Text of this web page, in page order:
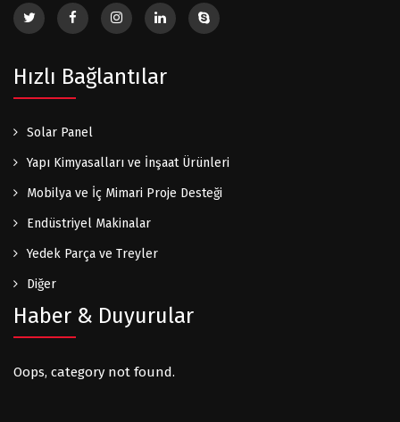
Hızlı Bağlantılar
Solar Panel
Yapı Kimyasalları ve İnşaat Ürünleri
Mobilya ve İç Mimari Proje Desteği
Endüstriyel Makinalar
Yedek Parça ve Treyler
Diğer
Haber & Duyurular
Oops, category not found.